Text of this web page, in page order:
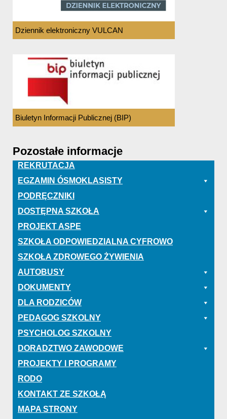
Dziennik elektroniczny VULCAN
Biuletyn Informacji Publicznej (BIP)
Pozostałe informacje
REKRUTACJA
EGZAMIN ÓSMOKLASISTY
PODRĘCZNIKI
DOSTĘPNA SZKOŁA
PROJEKT ASPE
SZKOŁA ODPOWIEDZIALNA CYFROWO
SZKOŁA ZDROWEGO ŻYWIENIA
AUTOBUSY
DOKUMENTY
DLA RODZICÓW
PEDAGOG SZKOLNY
PSYCHOLOG SZKOLNY
DORADZTWO ZAWODOWE
PROJEKTY I PROGRAMY
RODO
KONTAKT ZE SZKOŁĄ
MAPA STRONY